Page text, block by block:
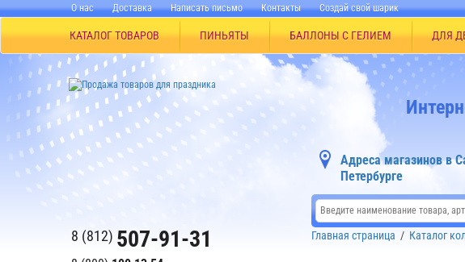
О нас Доставка Написать письмо Контакты Создай свой шарик
КАТАЛОГ ТОВАРОВ ПИНЬЯТЫ БАЛЛОНЫ С ГЕЛИЕМ ДЛЯ
8 (812) 507-91-31
Адреса магазинов в
Петербурге
Главная страница / Каталог